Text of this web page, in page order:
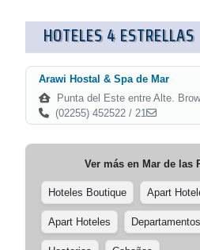
HOTELES 4 ESTRELLAS
Arawi Hostal & Spa de Mar
Punta del Este entre Alte.
(02255) 452522 / 21
Ver más en Mar de las
Hoteles Boutique Apart
Apart Hoteles